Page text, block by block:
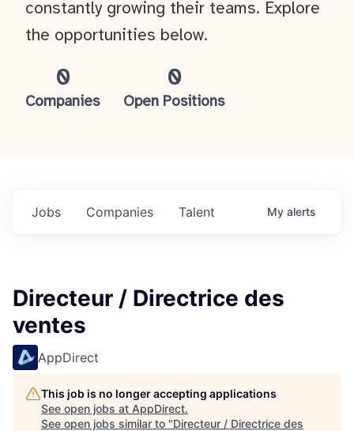
0
Companies
0
Open Positions
constantly growing their teams. Explore
the opportunities below.
Jobs Companies Talent My alerts
Directeur / Directrice des
ventes
AppDirect
This job is no longer accepting applications
See open jobs at AppDirect.
See open jobs similar to "Directeur / Directrice des